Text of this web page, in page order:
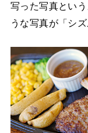
写った写真とい
うな写真が「シ